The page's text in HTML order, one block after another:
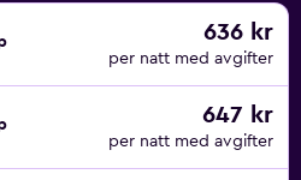
636 kr
per natt med avgifter
647 kr
per natt med avgifter